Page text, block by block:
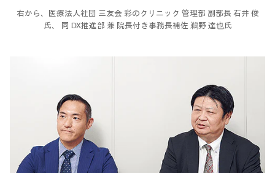
右から、医療法人社団 三友会 彩のクリニック 管理部 副部長 石井 俊
氏、
同 DX推進部 兼 院長付き事務長補佐 鵜野 達也氏